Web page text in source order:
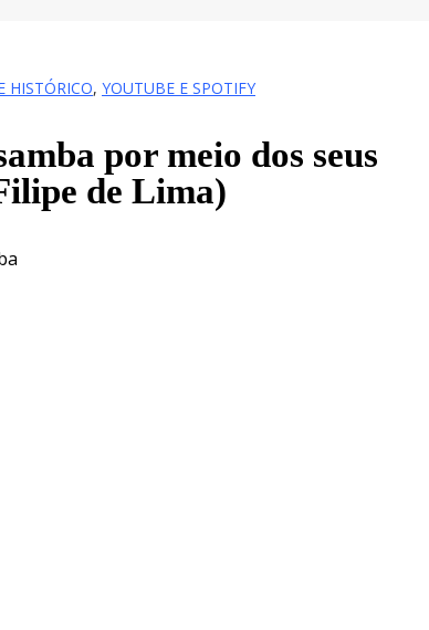
HISTÓRICO, YOUTUBE E SPOTIFY
por meio dos seus
de Lima)